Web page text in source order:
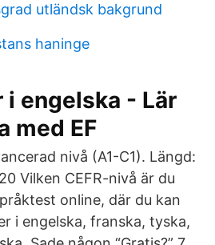
utländsk bakgrund
haninge
i engelska - Lär
med EF
nivå (A1-C1). Längd:
Vilken CEFR-nivå är du
online, där du kan
i engelska, franska, tyska,